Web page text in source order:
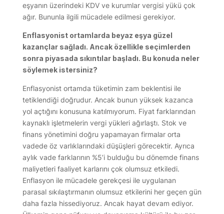
eşyanın üzerindeki KDV ve kurumlar vergisi yükü çok
ağır. Bununla ilgili mücadele edilmesi gerekiyor.
Enflasyonist ortamlarda beyaz eşya güzel
kazançlar sağladı. Ancak özellikle seçimlerden
sonra piyasada sıkıntılar başladı. Bu konuda neler
söylemek istersiniz?
Enflasyonist ortamda tüketimin zam beklentisi ile
tetiklendiği doğrudur. Ancak bunun yüksek kazanca
yol açtığını konusuna katılmıyorum. Fiyat farklarından
kaynaklı işletmelerin vergi yükleri ağırlaştı. Stok ve
finans yönetimini doğru yapamayan firmalar orta
vadede öz varlıklarındaki düşüşleri görecektir. Ayrıca
aylık vade farklarının %5’i bulduğu bu dönemde finans
maliyetleri faaliyet karlarını çok olumsuz etkiledi.
Enflasyon ile mücadele gerekçesi ile uygulanan
parasal sıkılaştırmanın olumsuz etkilerini her geçen gün
daha fazla hissediyoruz. Ancak hayat devam ediyor.